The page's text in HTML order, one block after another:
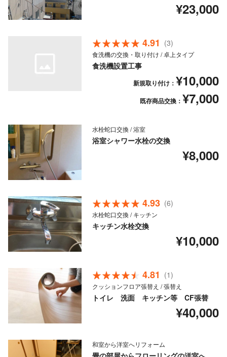
¥23,000
4.91 (3)
食洗機の交換・取り付け / 卓上タイプ
食洗機設置工事
新規取り付け： ¥10,000
既存商品交換： ¥7,000
水栓蛇口交換 / 浴室
浴室シャワー水栓の交換
¥8,000
4.93 (6)
水栓蛇口交換 / キッチン
キッチン水栓交換
¥10,000
4.81 (1)
クッションフロア張替え / 張替え
トイレ 洗面 キッチン等 CF張替
¥40,000
和室から洋室へリフォーム